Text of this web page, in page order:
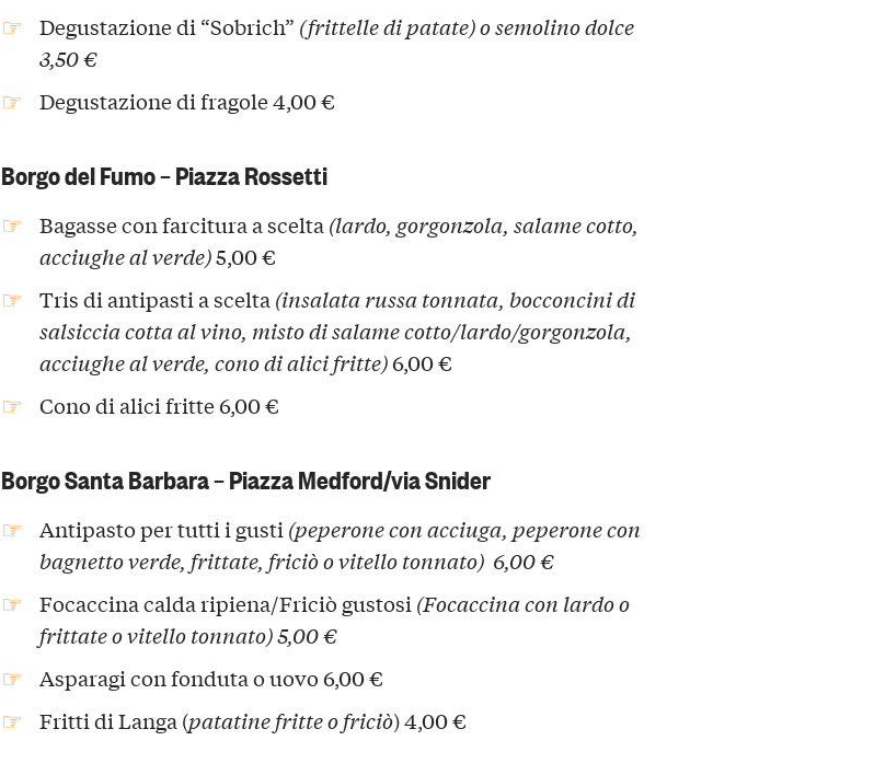
Degustazione di “Sobrich” (frittelle di patate) o semolino dolce
3,50 €
Degustazione di fragole 4,00 €
Borgo del Fumo – Piazza Rossetti
Bagasse con farcitura a scelta (lardo, gorgonzola, salame cotto,
acciughe al verde)5,00 €
Tris di antipasti a scelta (insalata russa tonnata, bocconcini di
salsiccia cotta al vino, misto di salame cotto/lardo/gorgonzola,
acciughe al verde, cono di alici fritte)6,00 €
Cono di alici fritte 6,00 €
Borgo Santa Barbara – Piazza Medford/via Snider
Antipasto per tutti i gusti (peperone con acciuga, peperone con
bagnetto verde, frittate, friciò o vitello tonnato)6,00 €
Focaccina calda ripiena/Friciò gustosi (Focaccina con lardo o
frittate o vitello tonnato) 5,00 €
Asparagi con fonduta o uovo 6,00 €
Fritti di Langa (patatine fritte o friciò) 4,00 €